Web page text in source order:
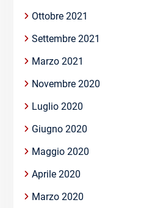
Ottobre 2021
Settembre 2021
Marzo 2021
Novembre 2020
Luglio 2020
Giugno 2020
Maggio 2020
Aprile 2020
Marzo 2020